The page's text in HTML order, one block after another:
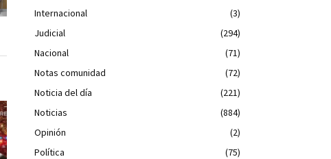
Internacional
(3)
Judicial
(294)
Nacional
(71)
Notas comunidad
(72)
Noticia del día
(221)
Noticias
(884)
Opinión
(2)
Política
(75)